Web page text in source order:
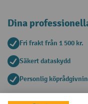
Dina
Fri frakt från 1 500 kr.
Säkert dataskydd
Personlig